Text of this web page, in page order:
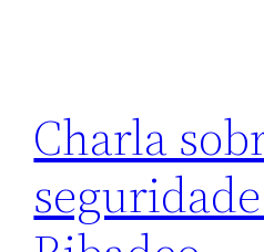
Charla